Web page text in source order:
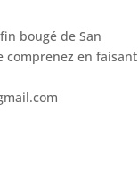
bougé de San
comprenez en faisant